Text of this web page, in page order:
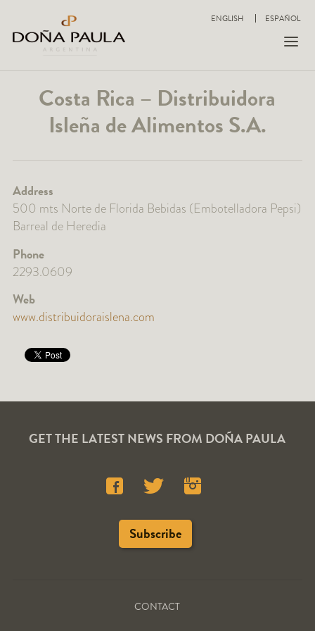
ENGLISH ESPAÑOL
Costa Rica – Distribuidora
Isleña de Alimentos S.A.
Address
500 mts Norte de Florida Bebidas (Embotelladora Pepsi)
Barreal de Heredia
Phone
2293.0609
Web
www.distribuidoraislena.com
GET THE LATEST NEWS FROM DOÑA PAULA
CONTACT